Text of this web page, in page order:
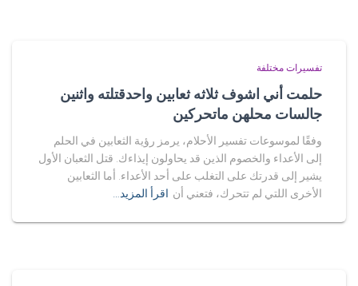
تفسيرات مختلفة
حلمت أني اشوف ثلاثه ثعابين واحدقتلته واثنين
جالسات محلهن ماتحركين
وفقًا لموسوعات تفسير الأحلام، يرمز رؤية الثعابين في الحلم
إلى الأعداء والخصوم الذين قد يحاولون إيذاءك. قتل الثعبان الأول
يشير إلى قدرتك على التغلب على أحد الأعداء. أما الثعابين
الأخرى اللتي لم تتحرك، فتعني أن اقرأ المزيد…